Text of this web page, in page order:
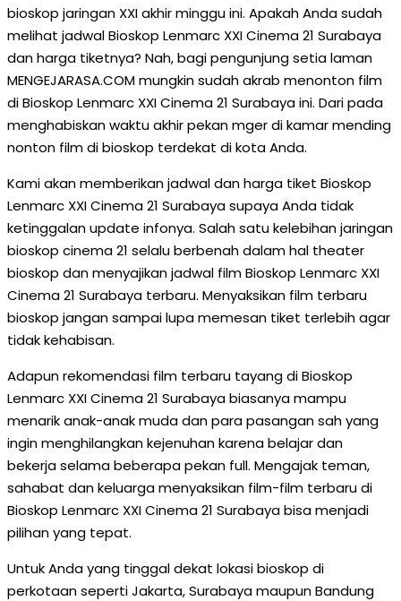
bioskop jaringan XXI akhir minggu ini. Apakah Anda sudah
melihat jadwal Bioskop Lenmarc XXI Cinema 21 Surabaya
dan harga tiketnya? Nah, bagi pengunjung setia laman
MENGEJARASA.COM mungkin sudah akrab menonton film
di Bioskop Lenmarc XXI Cinema 21 Surabaya ini. Dari pada
menghabiskan waktu akhir pekan mger di kamar mending
nonton film di bioskop terdekat di kota Anda.
Kami akan memberikan jadwal dan harga tiket Bioskop
Lenmarc XXI Cinema 21 Surabaya supaya Anda tidak
ketinggalan update infonya. Salah satu kelebihan jaringan
bioskop cinema 21 selalu berbenah dalam hal theater
bioskop dan menyajikan jadwal film Bioskop Lenmarc XXI
Cinema 21 Surabaya terbaru. Menyaksikan film terbaru
bioskop jangan sampai lupa memesan tiket terlebih agar
tidak kehabisan.
Adapun rekomendasi film terbaru tayang di Bioskop
Lenmarc XXI Cinema 21 Surabaya biasanya mampu
menarik anak-anak muda dan para pasangan sah yang
ingin menghilangkan kejenuhan karena belajar dan
bekerja selama beberapa pekan full. Mengajak teman,
sahabat dan keluarga menyaksikan film-film terbaru di
Bioskop Lenmarc XXI Cinema 21 Surabaya bisa menjadi
pilihan yang tepat.
Untuk Anda yang tinggal dekat lokasi bioskop di
perkotaan seperti Jakarta, Surabaya maupun Bandung